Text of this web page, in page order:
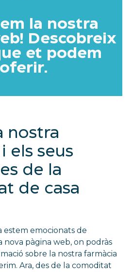
la nostra
Descobreix
et podem
oferir.
nostra
els seus
de la
de casa
estem emocionats de
nova pàgina web, on podràs
sobre la nostra farmàcia
Ara, des de la comoditat